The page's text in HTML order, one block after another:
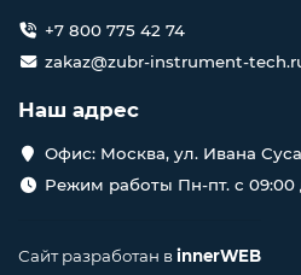
+7 800 775 42 74
zakaz@zubr-instrument-
Наш адрес
Офис: Москва, ул. Ивана
Режим работы Пн-пт. с
Сайт разработан вinnerWEB